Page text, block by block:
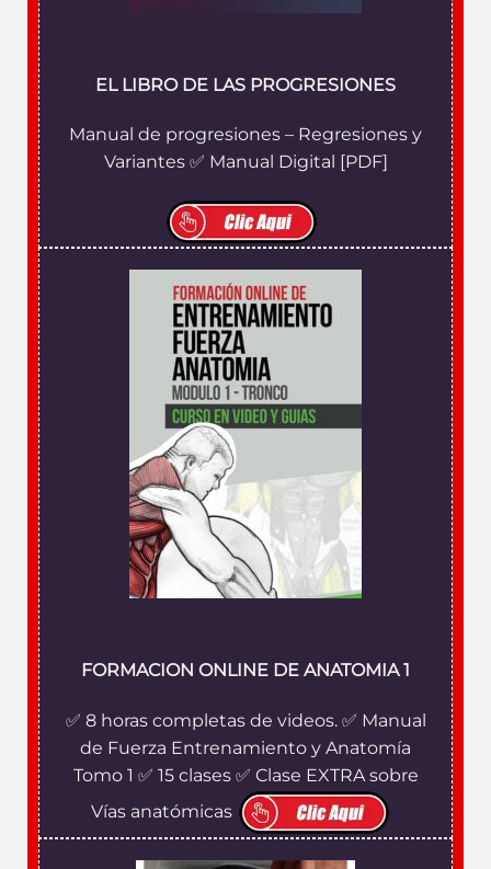
EL LIBRO DE LAS PROGRESIONES
Manual de progresiones – Regresiones y
Variantes ✅ Manual Digital [PDF]
FORMACION ONLINE DE ANATOMIA 1
✅ 8 horas completas de videos. ✅ Manual
de Fuerza Entrenamiento y Anatomía
Tomo 1 ✅ 15 clases ✅ Clase EXTRA sobre
Vías anatómicas